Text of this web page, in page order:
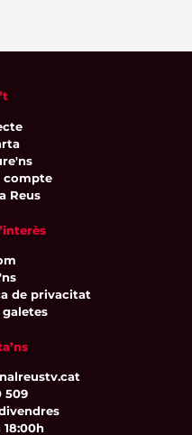
compte
Reus
de privacitat
509